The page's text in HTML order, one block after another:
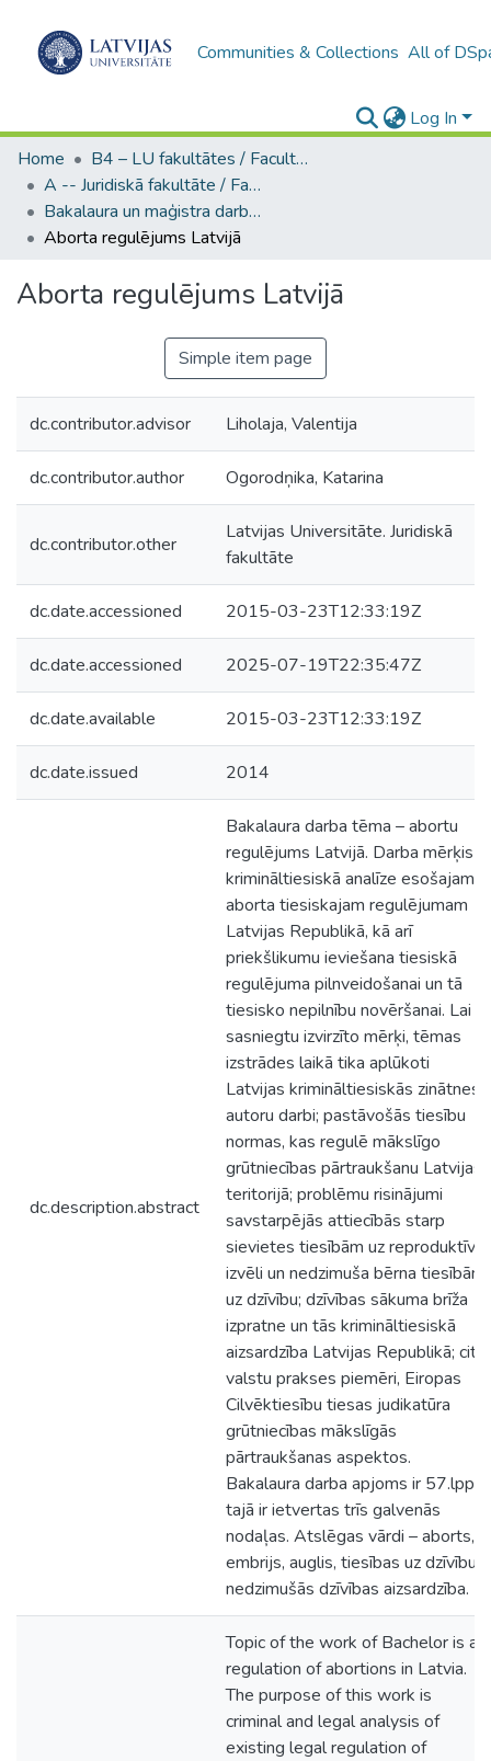
Communities & Collections All of
Log In
Home
B4 – LU fakultātes / Faculties of the UL
A -- Juridiskā fakultāte / Faculty of Law
Bakalaura un maģistra darbi (JF) / Bachelor's and Master's theses
Aborta regulējums Latvijā
Aborta regulējums Latvijā
Simple item page
dc.contributor.advisor Liholaja, Valentija
dc.contributor.author Ogorodņika, Katarina
dc.contributor.other
Latvijas Universitāte. Juridiskā
fakultāte
dc.date.accessioned 2015-03-23T12:33:19Z
dc.date.accessioned 2025-07-19T22:35:47Z
dc.date.available 2015-03-23T12:33:19Z
dc.date.issued 2014
dc.description.abstract
Bakalaura darba tēma – abortu
regulējums Latvijā. Darba mērķis ir
krimināltiesiskā analīze esošajam
aborta tiesiskajam regulējumam
Latvijas Republikā, kā arī
priekšlikumu ieviešana tiesiskā
regulējuma pilnveidošanai un tā
tiesisko nepilnību novēršanai. Lai
sasniegtu izvirzīto mērķi, tēmas
izstrādes laikā tika aplūkoti
Latvijas krimināltiesiskās zinātnes
autoru darbi; pastāvošās tiesību
normas, kas regulē mākslīgo
grūtniecības pārtraukšanu Latvijas
teritorijā; problēmu risinājumi
savstarpējās attiecībās starp
sievietes tiesībām uz reproduktīvo
izvēli un nedzimuša bērna tiesībām
uz dzīvību; dzīvības sākuma brīža
izpratne un tās krimināltiesiskā
aizsardzība Latvijas Republikā; citu
valstu prakses piemēri, Eiropas
Cilvēktiesību tiesas judikatūra
grūtniecības mākslīgās
pārtraukšanas aspektos.
Bakalaura darba apjoms ir 57.lpp.,
tajā ir ietvertas trīs galvenās
nodaļas. Atslēgas vārdi – aborts,
embrijs, auglis, tiesības uz dzīvību,
nedzimušās dzīvības aizsardzība.
Topic of the work of Bachelor is a
regulation of abortions in Latvia.
The purpose of this work is
criminal and legal analysis of
existing legal regulation of